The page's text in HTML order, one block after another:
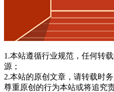
1.本站遵循行业规范，任何转
源；
2.本站的原创文章，请转载时
尊重原创的行为本站或将追究